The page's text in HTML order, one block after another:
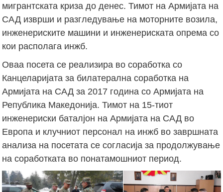
мигрантската криза до денес. Тимот на Армијата на
САД изврши и разгледување на моторните возила,
инженериските машини и инженериската опрема со
кои располага инжб.
Оваа посета се реализира во соработка со
Канцеларијата за билатерална соработка на
Армијата на САД за 2017 година со Армијата на
Република Македонија. Тимот на 15-тиот
инженериски баталјон на Армијата на САД во
Европа и клучниот персонал на инжб во завршната
анализа на посетата се согласија за продолжување
на соработката во понатамошниот период.